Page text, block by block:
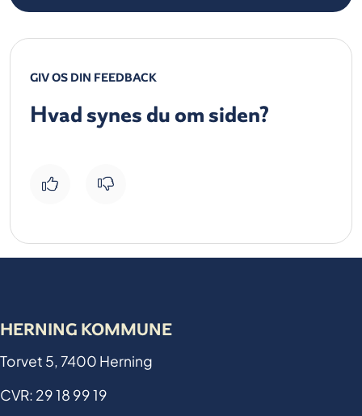
GIV OS DIN FEEDBACK
Hvad synes du om siden?
HERNING KOMMUNE
Torvet 5, 7400 Herning
CVR: 29 18 99 19